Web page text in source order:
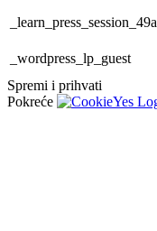
_wordpress_lp_guest
Spremi i prihvati
Pokreće